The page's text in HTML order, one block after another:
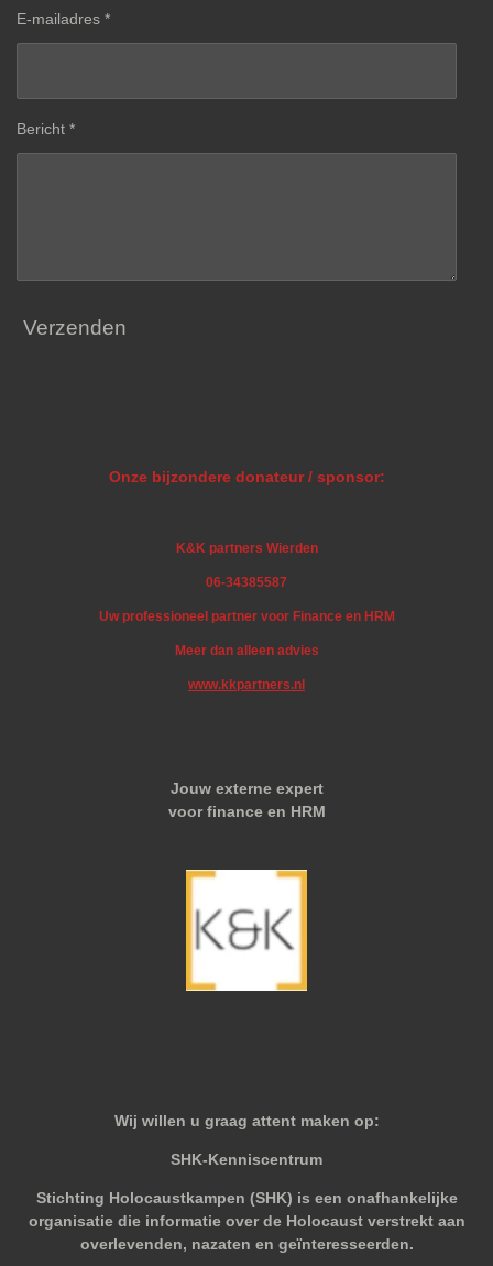
E-mailadres *
Bericht *
Verzenden
Onze bijzondere donateur / sponsor:
K&K partners Wierden
06-34385587
Uw professioneel partner voor Finance en HRM
Meer dan alleen advies
www.kkpartners.nl
Jouw externe expert
voor finance en HRM
Wij willen u graag attent maken op:
SHK-Kenniscentrum
Stichting Holocaustkampen (SHK) is een onafhankelijke
organisatie die informatie over de Holocaust verstrekt aan
overlevenden, nazaten en geïnteresseerden.